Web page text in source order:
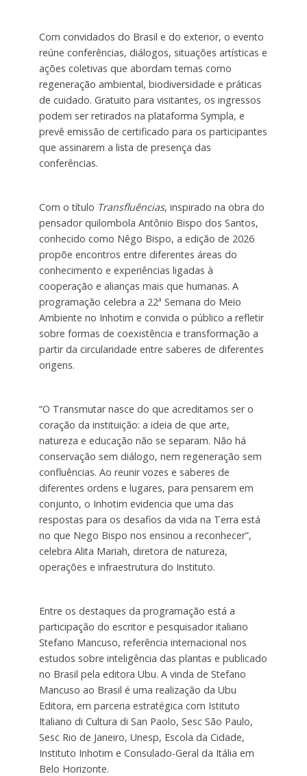
Com convidados do Brasil e do exterior, o evento
reúne conferências, diálogos, situações artísticas e
ações coletivas que abordam temas como
regeneração ambiental, biodiversidade e práticas
de cuidado. Gratuito para visitantes, os ingressos
podem ser retirados na plataforma Sympla, e
prevê emissão de certificado para os participantes
que assinarem a lista de presença das
conferências.
Com o título Transfluências, inspirado na obra do
pensador quilombola Antônio Bispo dos Santos,
conhecido como Nêgo Bispo, a edição de 2026
propõe encontros entre diferentes áreas do
conhecimento e experiências ligadas à
cooperação e alianças mais que humanas. A
programação celebra a 22ª Semana do Meio
Ambiente no Inhotim e convida o público a refletir
sobre formas de coexistência e transformação a
partir da circularidade entre saberes de diferentes
origens.
“O Transmutar nasce do que acreditamos ser o
coração da instituição: a ideia de que arte,
natureza e educação não se separam. Não há
conservação sem diálogo, nem regeneração sem
confluências. Ao reunir vozes e saberes de
diferentes ordens e lugares, para pensarem em
conjunto, o Inhotim evidencia que uma das
respostas para os desafios da vida na Terra está
no que Nego Bispo nos ensinou a reconhecer”,
celebra Alita Mariah, diretora de natureza,
operações e infraestrutura do Instituto.
Entre os destaques da programação está a
participação do escritor e pesquisador italiano
Stefano Mancuso, referência internacional nos
estudos sobre inteligência das plantas e publicado
no Brasil pela editora Ubu. A vinda de Stefano
Mancuso ao Brasil é uma realização da Ubu
Editora, em parceria estratégica com Istituto
Italiano di Cultura di San Paolo, Sesc São Paulo,
Sesc Rio de Janeiro, Unesp, Escola da Cidade,
Instituto Inhotim e Consulado-Geral da Itália em
Belo Horizonte.